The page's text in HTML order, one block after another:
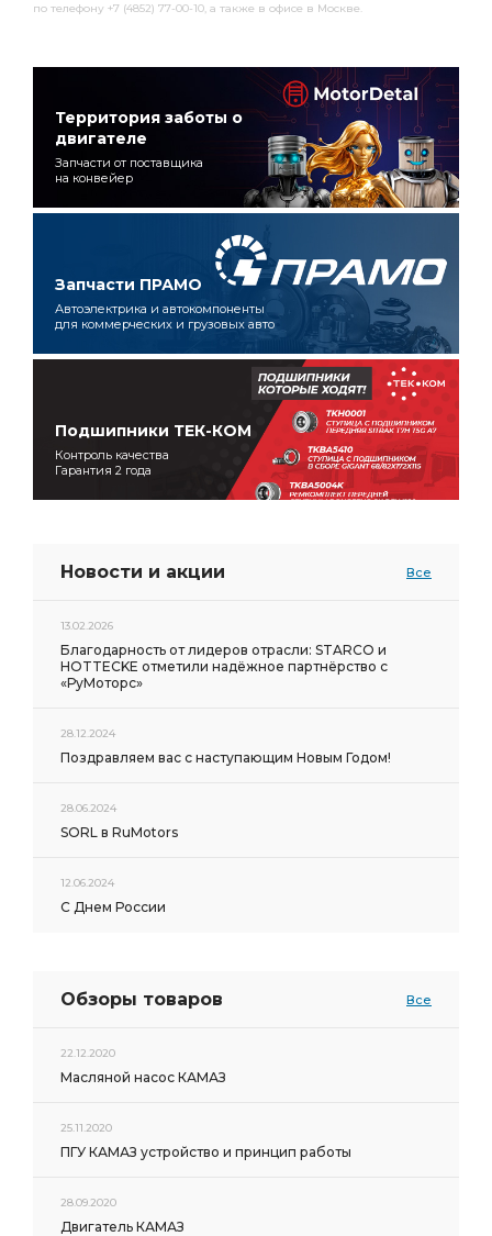
по телефону +7 (4852) 77-00-10, а также в офисе в Москве.
Территория заботы о
двигателе
Запчасти от поставщика
на конвейер
Запчасти ПРАМО
Автоэлектрика и автокомпоненты
для коммерческих и грузовых авто
Подшипники ТЕК-КОМ
Контроль качества
Гарантия 2 года
Новости и акции Все
13.02.2026
Благодарность от лидеров отрасли: STARCO и
HOTTECKE отметили надёжное партнёрство с
«РуМоторс»
28.12.2024
Поздравляем вас с наступающим Новым Годом!
28.06.2024
SORL в RuMotors
12.06.2024
С Днем России
Обзоры товаров Все
22.12.2020
Масляной насос КАМАЗ
25.11.2020
ПГУ КАМАЗ устройство и принцип работы
28.09.2020
Двигатель КАМАЗ